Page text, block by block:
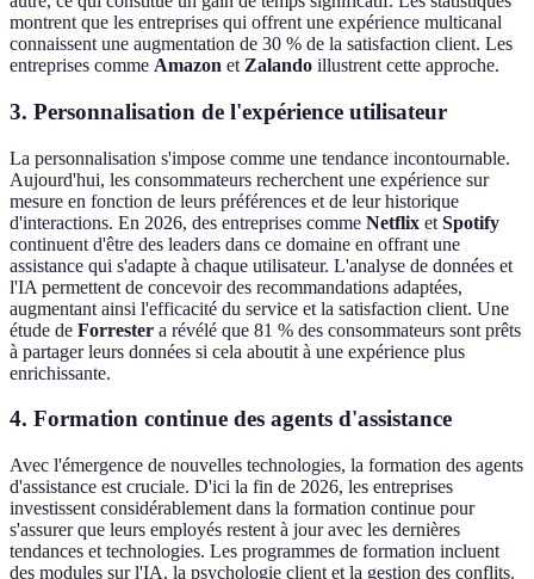
montrent que les entreprises qui offrent une expérience multicanal
connaissent une augmentation de 30 % de la satisfaction client. Les
entreprises comme Amazon et Zalando illustrent cette approche.
3. Personnalisation de l'expérience utilisateur
La personnalisation s'impose comme une tendance incontournable.
Aujourd'hui, les consommateurs recherchent une expérience sur
mesure en fonction de leurs préférences et de leur historique
d'interactions. En 2026, des entreprises comme Netflix et Spotify
continuent d'être des leaders dans ce domaine en offrant une
assistance qui s'adapte à chaque utilisateur. L'analyse de données et
l'IA permettent de concevoir des recommandations adaptées,
augmentant ainsi l'efficacité du service et la satisfaction client. Une
étude de Forrester a révélé que 81 % des consommateurs sont prêts
à partager leurs données si cela aboutit à une expérience plus
enrichissante.
4. Formation continue des agents d'assistance
Avec l'émergence de nouvelles technologies, la formation des agents
d'assistance est cruciale. D'ici la fin de 2026, les entreprises
investissent considérablement dans la formation continue pour
s'assurer que leurs employés restent à jour avec les dernières
tendances et technologies. Les programmes de formation incluent
des modules sur l'IA, la psychologie client et la gestion des conflits.